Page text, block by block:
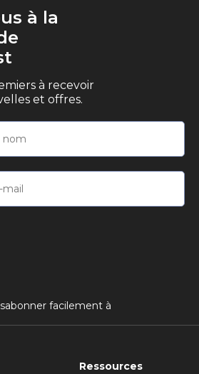
à la
à recevoir
et offres.
facilement à
Ressources